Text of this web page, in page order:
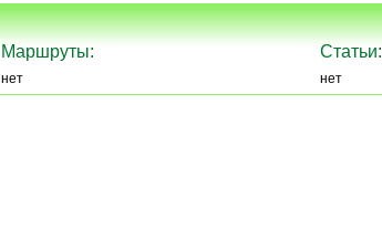
Маршруты:
нет
Статьи:
нет